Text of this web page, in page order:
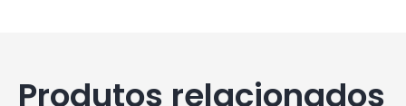
Produtos relacionados